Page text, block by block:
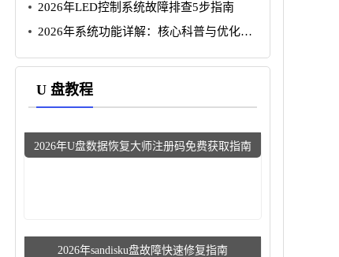
2026年LED控制系统故障排查5步指南
U 盘教程
2026年U盘数据恢复大师注册码免费获取指南
2026年sandisku盘故障快速修复指南